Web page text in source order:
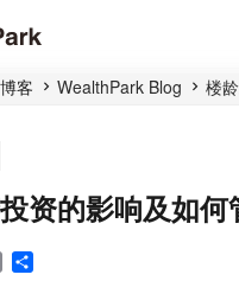
博客 WealthPark Blog 楼
资的影响及如何
Copy